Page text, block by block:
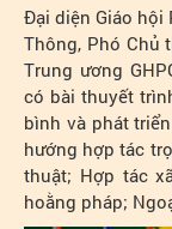
Đại diện Giáo hội
Thông, Phó Chủ
Trung ương
có bài thuyết
bình và phát
hướng hợp tác
thuật; Hợp tác
hoằng pháp;